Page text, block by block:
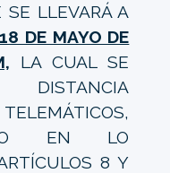
SE LLEVARÁ A
DE MAYO DE
LA CUAL SE
EN LO
8 Y